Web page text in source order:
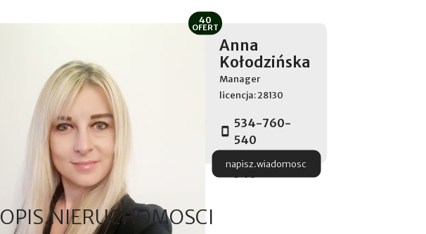
Anna
Kołodzińska
Manager
licencja: 28130
534-760-
540
534-760-
540
napisz.wiadomosc
40
OFERT
OPIS.NIERUCHOMOSCI